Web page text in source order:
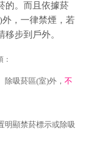
的。而且依據菸
，一律禁煙，若
步到戶外。
除吸菸區(室)外， 不
明顯禁菸標示或除吸